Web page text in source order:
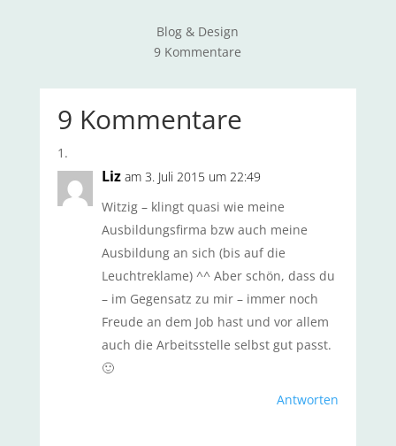
Blog & Design
9 Kommentare
9 Kommentare
Liz am 3. Juli 2015 um 22:49
Witzig – klingt quasi wie meine
Ausbildungsfirma bzw auch meine
Ausbildung an sich (bis auf die
Leuchtreklame) ^^ Aber schön, dass du
– im Gegensatz zu mir – immer noch
Freude an dem Job hast und vor allem
auch die Arbeitsstelle selbst gut passt.
🙂
Antworten